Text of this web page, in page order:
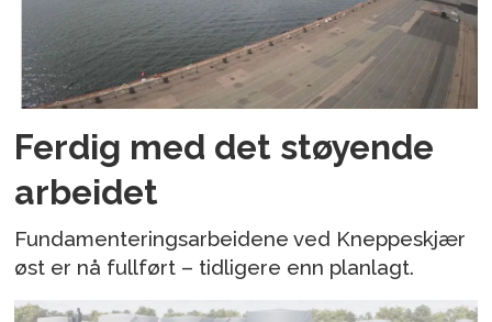
Ferdig med det støyende
arbeidet
Fundamenteringsarbeidene ved Kneppeskjær
øst er nå fullført – tidligere enn planlagt.